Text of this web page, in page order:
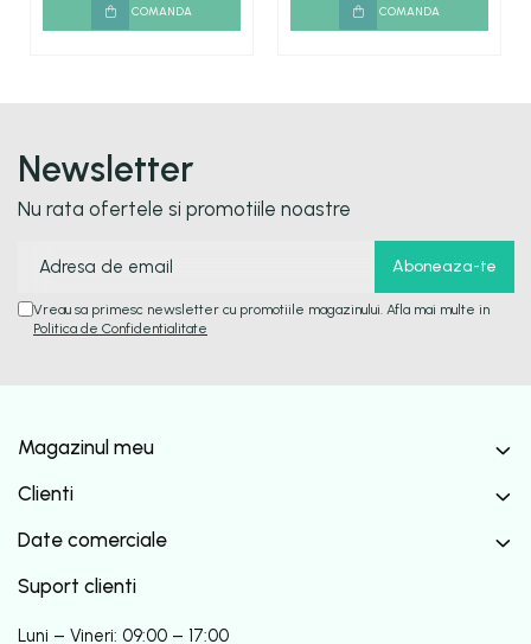
COMANDA COMANDA
Newsletter
Nu rata ofertele si promotiile noastre
Vreau sa primesc newsletter cu promotiile magazinului. Afla mai multe in
Politica de Confidentialitate
Magazinul meu
Clienti
Date comerciale
Suport clienti
Luni – Vineri: 09:00 – 17:00